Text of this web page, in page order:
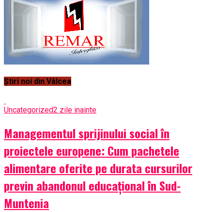
Știri noi din Vâlcea
Uncategorized2 zile inainte
Managementul sprijinului social în
proiectele europene: Cum pachetele
alimentare oferite pe durata cursurilor
previn abandonul educațional în Sud-
Muntenia